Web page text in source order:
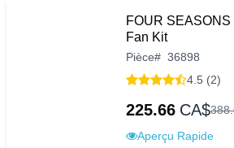
FOUR
Fan Kit
Pièce# 36898
4.5 (2)
225.66 CA$388.
Aperçu Rapide